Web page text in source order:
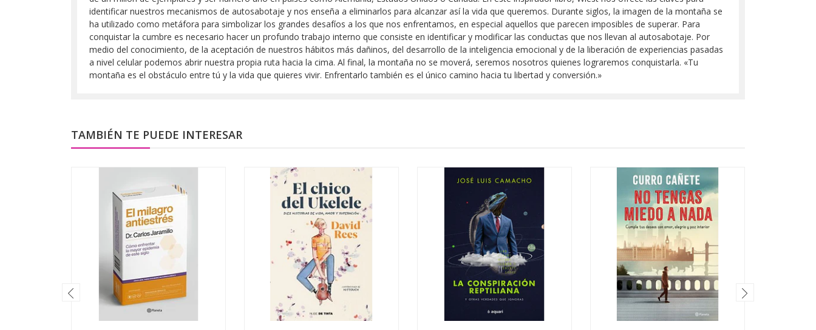
identificar nuestros mecanismos de autosabotaje y nos enseña a eliminarlos para alcanzar así la vida que queremos. Durante siglos, la imagen de la montaña se
ha utilizado como metáfora para simbolizar los grandes desafíos a los que nos enfrentamos, en especial aquellos que parecen imposibles de superar. Para
conquistar la cumbre es necesario hacer un profundo trabajo interno que consiste en identificar y modificar las conductas que nos llevan al autosabotaje. Por
medio del conocimiento, de la aceptación de nuestros hábitos más dañinos, del desarrollo de la inteligencia emocional y de la liberación de experiencias pasadas
a nivel celular podemos abrir nuestra propia ruta hacia la cima. Al final, la montaña no se moverá, seremos nosotros quienes lograremos conquistarla. «Tu
montaña es el obstáculo entre tú y la vida que quieres vivir. Enfrentarlo también es el único camino hacia tu libertad y conversión.»
TAMBIÉN TE PUEDE INTERESAR